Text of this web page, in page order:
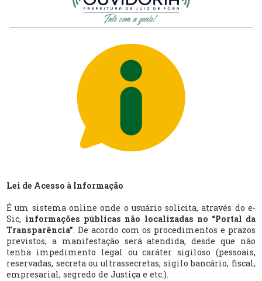
Lei de Acesso à Informação
É um sistema online onde o usuário solicita, através do e-
Sic, informações públicas não localizadas no “Portal da
Transparência”. De acordo com os procedimentos e prazos
previstos, a manifestação será atendida, desde que não
tenha impedimento legal ou caráter sigiloso (pessoais,
reservadas, secreta ou ultrassecretas, sigilo bancário, fiscal,
empresarial, segredo de Justiça e etc.).